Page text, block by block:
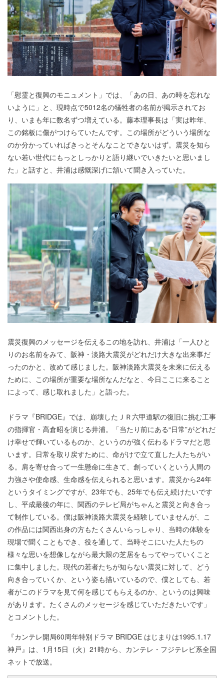
「慰霊と復興のモニュメント」では、「あの日、あの時を忘れな
いように」と、現時点で5012名の犠牲者の名前が掲示されてお
り、いまも年に数名ずつ増えている。藤本理事長は「実は昨年、
この銘板に傷がつけらていたんです。この場所がどういう場所な
のか分かっていればきっとそんなことできないはず。震災を知ら
ない若い世代にもっとしっかりと語り継いでいきたいと思いまし
た」と話すと、井浦は感慨深げに頷いて聞き入っていた。
震災復興のメッセージを伝えるこの地を訪れ、井浦は「一人ひと
りのお名前をみて、阪神・淡路大震災がどれだけ大きな出来事だ
ったのかと、改めて感じました。阪神淡路大震災を未来に伝える
ために、この場所が重要な場所なんだなと、今日ここに来ること
によって、感じ取れました」と語った。
ドラマ『BRIDGE』では、崩壊したＪＲ六甲道駅の復旧に挑む工事
の指揮官・高倉昭を演じる井浦。「当たり前にある“日常”がどれだ
け幸せで輝いているものか、というのが強く伝わるドラマだと思
います。日常を取り戻すために、命がけで立て直した人たちがい
る。肩を寄せ合って一生懸命に生きて、創っていくという人間の
力強さや使命感、生命感を伝えられると思います。震災から24年
というタイミングですが、23年でも、25年でも伝え続けたいです
し、平成最後の年に、関西のテレビ局がちゃんと震災と向き合っ
て制作している。僕は阪神淡路大震災を経験していませんが、こ
の作品には関西出身の方もたくさんいらっしゃり、当時の体験を
現場で聞くこともでき、役を通して、当時そこにいた人たちの
様々な思いを想像しながら最大限の芝居をもってやっていくこと
に集中しました。現代の若者たちが知らない震災に対して、どう
向き合っていくか、という姿も描いているので、僕としても、若
者がこのドラマを見て何を感じてもらえるのか、というのは興味
があります。たくさんのメッセージを感じていただきたいです」
とコメントした。
『カンテレ開局60周年特別ドラマ BRIDGE はじまりは1995.1.17
神戸』は、1月15日（火）21時から、カンテレ・フジテレビ系全国
ネットで放送。